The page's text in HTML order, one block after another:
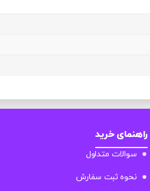
راهنمای خرید
سوالات متداول
نحوه ثبت سفارش